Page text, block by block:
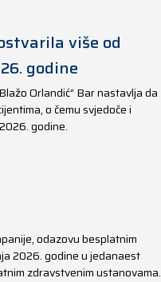
više od
godine
Orlandić“ Bar nastavlja da
o čemu svjedoče i
godine.
odazovu besplatnim
2026. godine u jedanaest
zdravstvenim ustanovama.